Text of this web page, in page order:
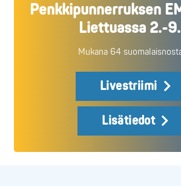
Penkkipunnerruksen
Liettuassa 2.-
Mukana 64
Livestriimi
Lisätiedot